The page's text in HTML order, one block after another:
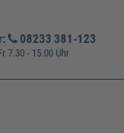
08233 381-123
7.30 - 15.00 Uhr